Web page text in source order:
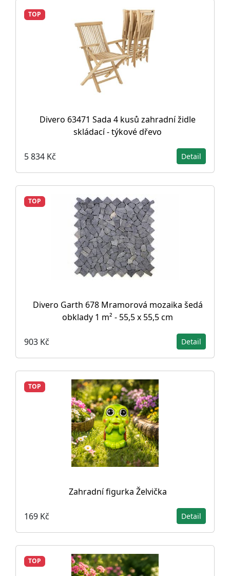
TOP
Divero 63471 Sada 4 kusů zahradní židle
skládací - týkové dřevo
5 834 Kč Detail
TOP
Divero Garth 678 Mramorová mozaika šedá
obklady 1 m² - 55,5 x 55,5 cm
903 Kč Detail
TOP
Zahradní figurka Želvička
169 Kč Detail
TOP